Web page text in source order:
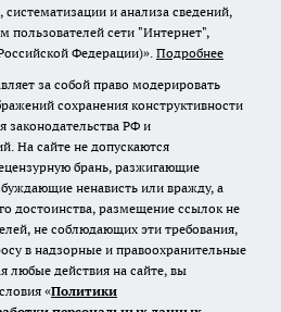
и анализа сведений,
пользователей сети "Интернет",
Федерации)». Подробнее
за собой право модерировать
сохранения конструктивности
законодательства РФ и
На сайте не допускаются
брань, разжигающие
ненависть или вражду, а
достоинства, размещение ссылок не
не соблюдающих эти требования,
в надзорные и правоохранительные
любые действия на сайте, вы
«Политики